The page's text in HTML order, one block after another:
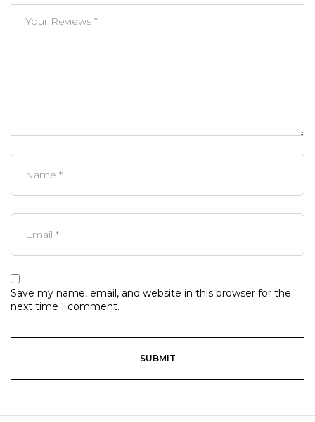
Save my name, email, and website in this browser for the
next time I comment.